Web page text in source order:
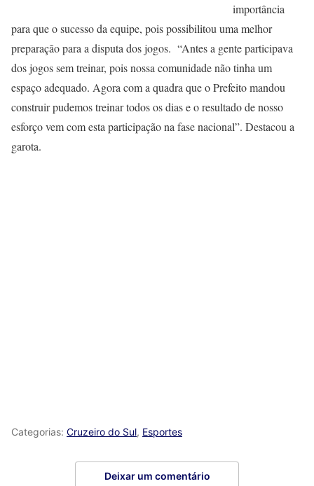
importância
para que o sucesso da equipe, pois possibilitou uma melhor
preparação para a disputa dos jogos. “Antes a gente participava
dos jogos sem treinar, pois nossa comunidade não tinha um
espaço adequado. Agora com a quadra que o Prefeito mandou
construir pudemos treinar todos os dias e o resultado de nosso
esforço vem com esta participação na fase nacional”. Destacou a
garota.
Categorias: Cruzeiro do Sul, Esportes
Deixar um comentário